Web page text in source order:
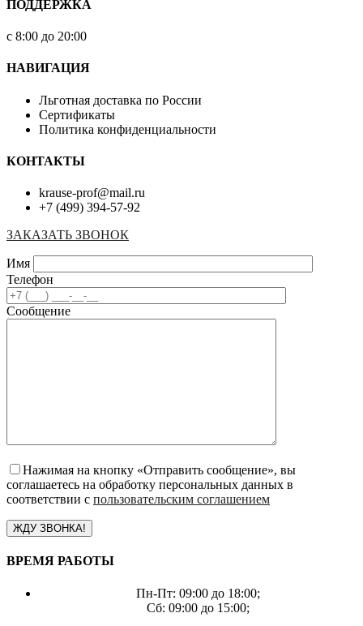
ПОДДЕРЖКА
с 8:00 до 20:00
НАВИГАЦИЯ
Льготная доставка по России
Сертификаты
Политика конфиденциальности
КОНТАКТЫ
krause-prof@mail.ru
+7 (499) 394-57-92
ЗАКАЗАТЬ ЗВОНОК
Имя
Телефон
Сообщение
Нажимая на кнопку «Отправить сообщение», вы
соглашаетесь на обработку персональных данных в
соответствии с пользовательским соглашением
ВРЕМЯ РАБОТЫ
Пн-Пт: 09:00 до 18:00;
Сб: 09:00 до 15:00;